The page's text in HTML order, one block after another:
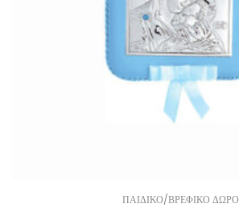
ΠΑΙΔΙΚΟ/ΒΡΕΦΙΚΟ ΔΩΡΟ